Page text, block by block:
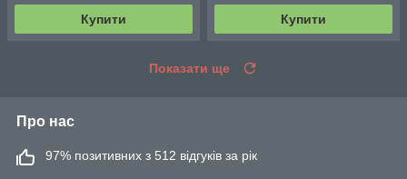
Купити Купити
Показати ще
Про нас
97% позитивних з 512 відгуків за рік